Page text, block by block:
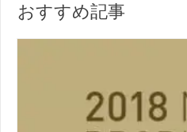
おすすめ記事